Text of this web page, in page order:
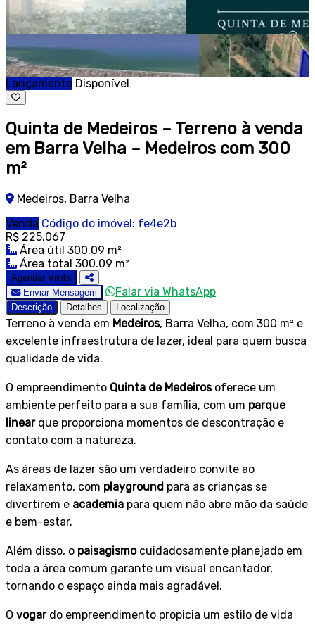
+4
Lançamento Disponível
Quinta de Medeiros – Terreno à venda
em Barra Velha – Medeiros com 300
m²
Medeiros, Barra Velha
Venda Código do imóvel: fe4e2b
R$ 225.067
Área útil 300.09 m²
Área total 300.09 m²
Agendar Visita
Enviar Mensagem
Falar via WhatsApp
Descrição Detalhes Localização
Terreno à venda em Medeiros, Barra Velha, com 300 m² e
excelente infraestrutura de lazer, ideal para quem busca
qualidade de vida.
O empreendimento Quinta de Medeirosoferece um
ambiente perfeito para a sua família, com um parque
linearque proporciona momentos de descontração e
contato com a natureza.
As áreas de lazer são um verdadeiro convite ao
relaxamento, com playground para as crianças se
divertirem e academia para quem não abre mão da saúde
e bem-estar.
Além disso, o paisagismocuidadosamente planejado em
toda a área comum garante um visual encantador,
tornando o espaço ainda mais agradável.
O vogardo empreendimento propicia um estilo de vida